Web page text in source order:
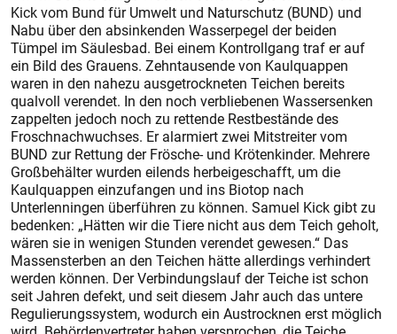
Kick vom Bund für Umwelt und Naturschutz (BUND) und
Nabu über den absinkenden Wasserpegel der beiden
Tümpel im Säulesbad. Bei einem Kontrollgang traf er auf
ein Bild des Grauens. Zehntausende von Kaulquappen
waren in den nahezu ausgetrockneten Teichen bereits
qualvoll verendet. In den noch verbliebenen Wassersenken
zappelten jedoch noch zu rettende Restbestände des
Froschnachwuchses. Er alarmiert zwei Mitstreiter vom
BUND zur Rettung der Frösche- und Krötenkinder. Mehrere
Großbehälter wurden eilends herbeigeschafft, um die
Kaulquappen einzufangen und ins Biotop nach
Unterlenningen überführen zu können. Samuel Kick gibt zu
bedenken: „Hätten wir die Tiere nicht aus dem Teich geholt,
wären sie in wenigen Stunden verendet gewesen.“ Das
Massensterben an den Teichen hätte allerdings verhindert
werden können. Der Verbindungslauf der Teiche ist schon
seit Jahren defekt, und seit diesem Jahr auch das untere
Regulierungssystem, wodurch ein Austrocknen erst möglich